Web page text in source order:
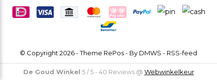
© Copyright 2026- Theme RePos - By DMWS - RSS-feed
De Goud Winkel 5/5- 40 Reviews @ Webwinkelkeur